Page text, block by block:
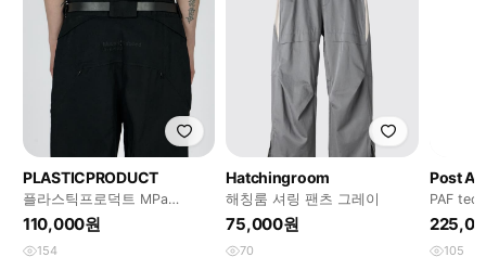
PLASTICPRODUCT
플라스틱프로덕트 MPa
PLANT PANTS (BLACK) S
110,000원
154
Hatchingroom
해칭룸 셔링 팬츠 그레이
75,000원
70
Post
PAF
105